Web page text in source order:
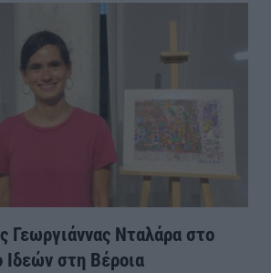
Γεωργιάννας Νταλάρα στο
Ιδεών στη Βέροια